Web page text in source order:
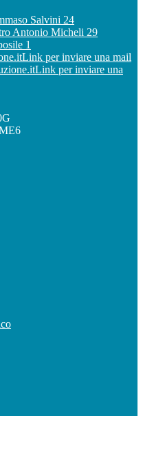
Salvini 24
Antonio Micheli 29
1
Link per inviare una mail
Link per inviare una